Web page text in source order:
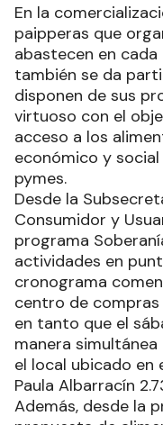
En la
paipperas que
abastecen en
también se da
disponen de sus
virtuoso con el
acceso a los
económico y
pymes.
Desde la
Consumidor y
programa
actividades en
cronograma
centro de compras
en tanto que el
manera
el local ubicado en
Paula Albarracín
Además, desde la